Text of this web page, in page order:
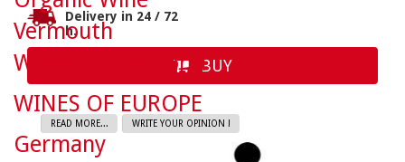
Delivery in 24 / 72
h.
BUY
READ MORE... WRITE YOUR OPINION !
Vermouth
Wines of the World
WINES OF EUROPE
Germany